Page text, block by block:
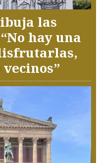
las
hay una